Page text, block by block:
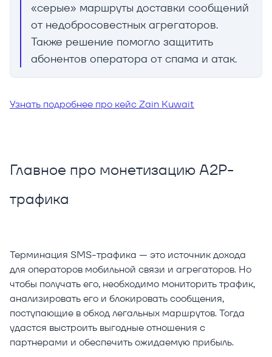
«серые» маршруты доставки сообщений
от недобросовестных агрегаторов.
Также решение помогло защитить
абонентов оператора от спама и атак.
Узнать подробнее про кейс Zain Kuwait
Главное про монетизацию A2P-
трафика
Терминация SMS-трафика — это источник дохода
для операторов мобильной связи и агрегаторов. Но
чтобы получать его, необходимо мониторить трафик,
анализировать его и блокировать сообщения,
поступающие в обход легальных маршрутов. Тогда
удастся выстроить выгодные отношения с
партнерами и обеспечить ожидаемую прибыль.